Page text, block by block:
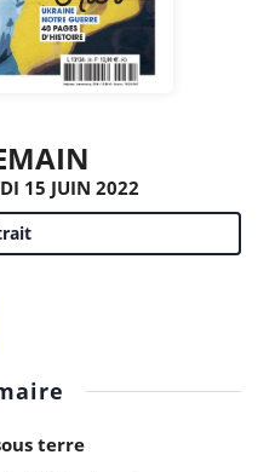
15 JUIN 2022
terre